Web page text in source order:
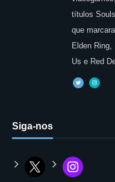
títulos
que
Elden
Us e Red
Siga-nos